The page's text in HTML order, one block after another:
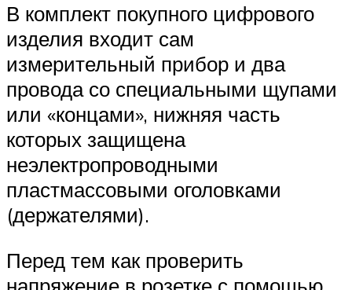
В комплект покупного цифрового
изделия входит сам
измерительный прибор и два
провода со специальными щупами
или «концами», нижняя часть
которых защищена
неэлектропроводными
пластмассовыми оголовками
(держателями).
Перед тем как проверить